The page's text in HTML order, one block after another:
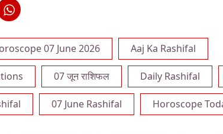
07 June 2026 Aaj Ka Rashifal
07 जून राशिफल Daily Rashifal
07 June Rashifal Horoscope